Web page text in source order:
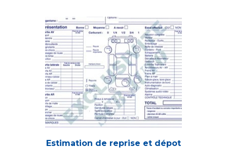
Estimation de reprise et dépot